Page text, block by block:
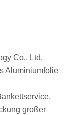
Co., Ltd.
Aluminiumfolie
großer